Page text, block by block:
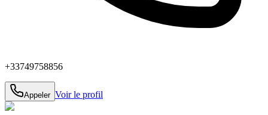
+33749758856
Appeler Voir le profil